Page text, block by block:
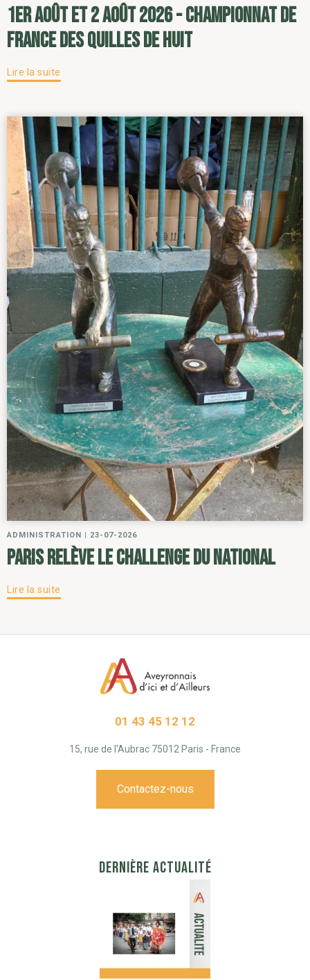
1er août et 2 août 2026 - Championnat de
France des Quilles de Huit
Lire la suite
ADMINISTRATION | 23-07-2026
Paris relève le challenge du National
Lire la suite
01 43 45 12 12
15, rue de l'Aubrac 75012 Paris - France
Contactez-nous
DERNIÈRE ACTUALITÉ